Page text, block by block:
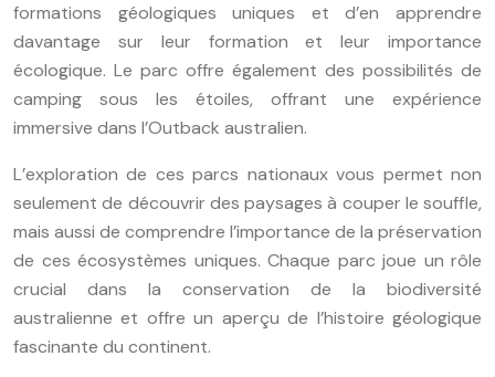
formations géologiques uniques et d’en apprendre
davantage sur leur formation et leur importance
écologique. Le parc offre également des possibilités de
camping sous les étoiles, offrant une expérience
immersive dans l’Outback australien.
L’exploration de ces parcs nationaux vous permet non
seulement de découvrir des paysages à couper le souffle,
mais aussi de comprendre l’importance de la préservation
de ces écosystèmes uniques. Chaque parc joue un rôle
crucial dans la conservation de la biodiversité
australienne et offre un aperçu de l’histoire géologique
fascinante du continent.